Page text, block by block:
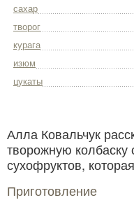
сахар
творог
курага
изюм
цукаты
Алла Ковальчук
творожную колбаску
сухофруктов,
Приготовление